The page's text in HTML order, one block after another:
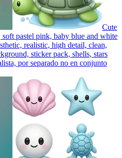
Cute
pastel pink, baby blue and white
realistic, high detail, clean,
sticker pack, shells, stars
por separado no en conjunto